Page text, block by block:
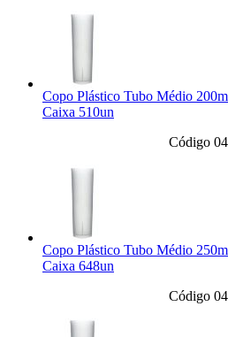
Copo Plástico Tubo Médio
Caixa 510un
Código
Copo Plástico Tubo Médio
Caixa 648un
Código